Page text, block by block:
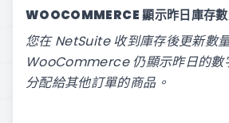
WOOCOMMERCE 顯示昨日庫存
您在 NetSuite 收到庫存後更新數
WooCommerce 仍顯示昨日的數
分配給其他訂單的商品。